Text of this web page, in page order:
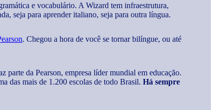
e vocabulário. A Wizard tem infraestrutura,
seja para aprender italiano, seja para outra língua.
. Chegou a hora de você se tornar bilíngue, ou até
parte da Pearson, empresa líder mundial em educação.
das mais de 1.200 escolas de todo Brasil. Há sempre